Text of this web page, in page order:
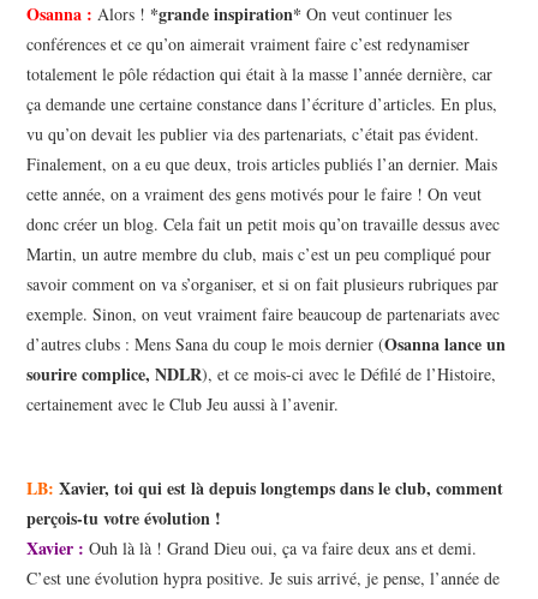
Osanna : Alors ! *grande inspiration* On veut continuer les
conférences et ce qu’on aimerait vraiment faire c’est redynamiser
totalement le pôle rédaction qui était à la masse l’année dernière, car
ça demande une certaine constance dans l’écriture d’articles. En plus,
vu qu’on devait les publier via des partenariats, c’était pas évident.
Finalement, on a eu que deux, trois articles publiés l’an dernier. Mais
cette année, on a vraiment des gens motivés pour le faire ! On veut
donc créer un blog. Cela fait un petit mois qu’on travaille dessus avec
Martin, un autre membre du club, mais c’est un peu compliqué pour
savoir comment on va s’organiser, et si on fait plusieurs rubriques par
exemple. Sinon, on veut vraiment faire beaucoup de partenariats avec
d’autres clubs : Mens Sana du coup le mois dernier (Osanna lance un
sourire complice, NDLR), et ce mois-ci avec le Défilé de l’Histoire,
certainement avec le Club Jeu aussi à l’avenir.
LB: Xavier, toi qui est là depuis longtemps dans le club, comment
perçois-tu votre évolution !
Xavier :Ouh là là ! Grand Dieu oui, ça va faire deux ans et demi.
C’est une évolution hypra positive. Je suis arrivé, je pense, l’année de